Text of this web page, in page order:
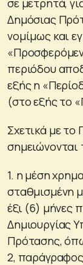
Δημόσιας
νομίμως και
περιόδου
εξής η
(στο εξής το
Σχετικά με
σημειώνονται
1. η μέση
σταθμισμένη
έξι (6) μήνες
Δημιουργίας
Πρότασης,
2,